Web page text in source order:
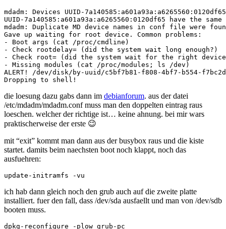
mdadm: Devices UUID-
UUID-7a140585:a601a93a:a6265560:0120df65 have the
mdadm: Duplicate MD device names in conf file were
Gave up waiting for root device. Common problems:
- Boot args (cat /proc/cmdline)
- Check rootdelay= (did the system wait long enough?)
- Check root= (did the system wait for the right
- Missing modules (cat /proc/modules; ls /dev)
ALERT! /dev/disk/by-uuid/c5bf7b81-f808-4bf7-b554-
die loesung dazu gabs dann im debianforum. aus der datei
/etc/mdadm/mdadm.conf muss man den doppelten eintrag raus
loeschen. welcher der richtige ist… keine ahnung. bei mir wars
praktischerweise der erste 😉
mit “exit” kommt man dann aus der busybox raus und die kiste
startet. damits beim naechsten boot noch klappt, noch das
ausfuehren:
ich hab dann gleich noch den grub auch auf die zweite platte
installiert. fuer den fall, dass /dev/sda ausfaellt und man von /dev/sdb
booten muss.